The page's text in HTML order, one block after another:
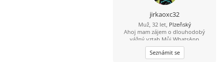
jirkaoxc32
Muž, 32 let, Plzeňský
Ahoj mam zájem o dlouhodobý
vážný vztah Můj WhatsApp
607872973
Seznámit se